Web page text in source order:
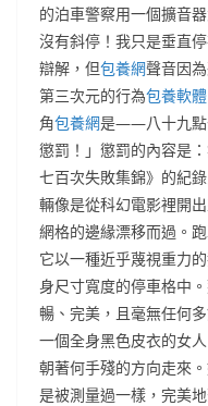
的泊車警察用一個擴音
沒有斜停！我只是垂直
辯解，但包養網聲音因
第三次元的行為包養軟體
角包養網是——八十九點
懲罰！」懲罰的內容是
七百次失敗集錦》的紀
輛像是從科幻電影裡開
網格的邊緣漂移而過。
它以一種近乎蔑視重力
身尺寸寬度的停車格中
暢、完美，且毫無任何
一個全身黑色皮衣的女
朝著何手殘的方向走來
是被測量過一樣，完美